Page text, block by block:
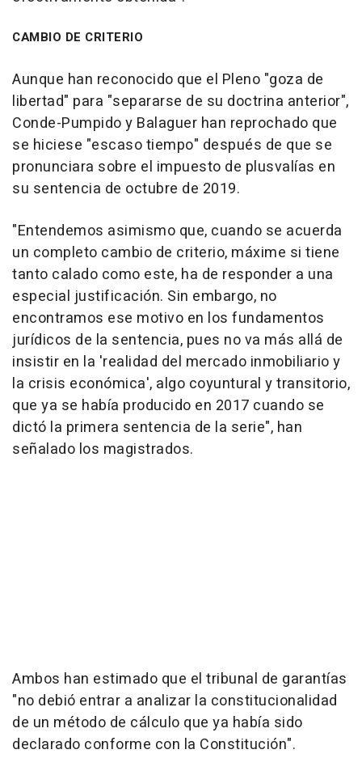
CAMBIO DE CRITERIO
Aunque han reconocido que el Pleno "goza de
libertad" para "separarse de su doctrina anterior",
Conde-Pumpido y Balaguer han reprochado que
se hiciese "escaso tiempo" después de que se
pronunciara sobre el impuesto de plusvalías en
su sentencia de octubre de 2019.
"Entendemos asimismo que, cuando se acuerda
un completo cambio de criterio, máxime si tiene
tanto calado como este, ha de responder a una
especial justificación. Sin embargo, no
encontramos ese motivo en los fundamentos
jurídicos de la sentencia, pues no va más allá de
insistir en la 'realidad del mercado inmobiliario y
la crisis económica', algo coyuntural y transitorio,
que ya se había producido en 2017 cuando se
dictó la primera sentencia de la serie", han
señalado los magistrados.
Ambos han estimado que el tribunal de garantías
"no debió entrar a analizar la constitucionalidad
de un método de cálculo que ya había sido
declarado conforme con la Constitución".